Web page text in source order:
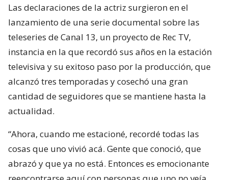
Las declaraciones de la actriz surgieron en el
lanzamiento de una serie documental sobre las
teleseries de Canal 13, un proyecto de Rec TV,
instancia en la que recordó sus años en la estación
televisiva y su exitoso paso por la producción, que
alcanzó tres temporadas y cosechó una gran
cantidad de seguidores que se mantiene hasta la
actualidad.
“Ahora, cuando me estacioné, recordé todas las
cosas que uno vivió acá. Gente que conoció, que
abrazó y que ya no está. Entonces es emocionante